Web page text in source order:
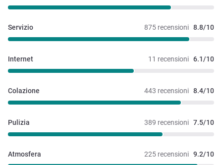
875 recensioni 8.8/10
Servizio
11 recensioni 6.1/10
Internet
443 recensioni 8.4/10
Colazione
389 recensioni 7.5/10
Pulizia
225 recensioni 9.2/10
Atmosfera